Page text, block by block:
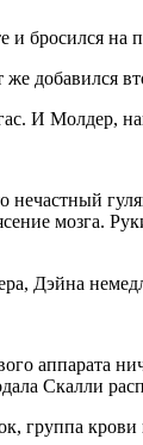
и бросился на
добавился
И Молдер,
нечастный
мозга.
Дэйна
Скалли
крови